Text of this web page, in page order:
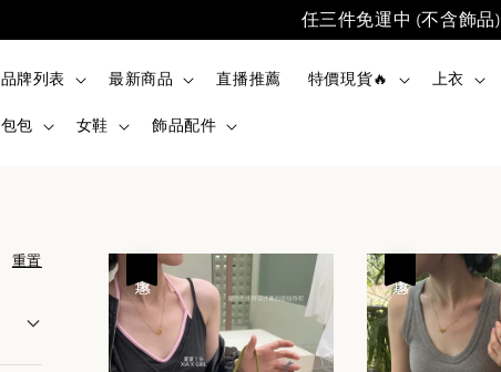
任三件免運中 (不含飾品)
品牌列表 最新商品 直播推薦 特價現貨🔥 上衣
包包 女鞋 飾品配件
重置